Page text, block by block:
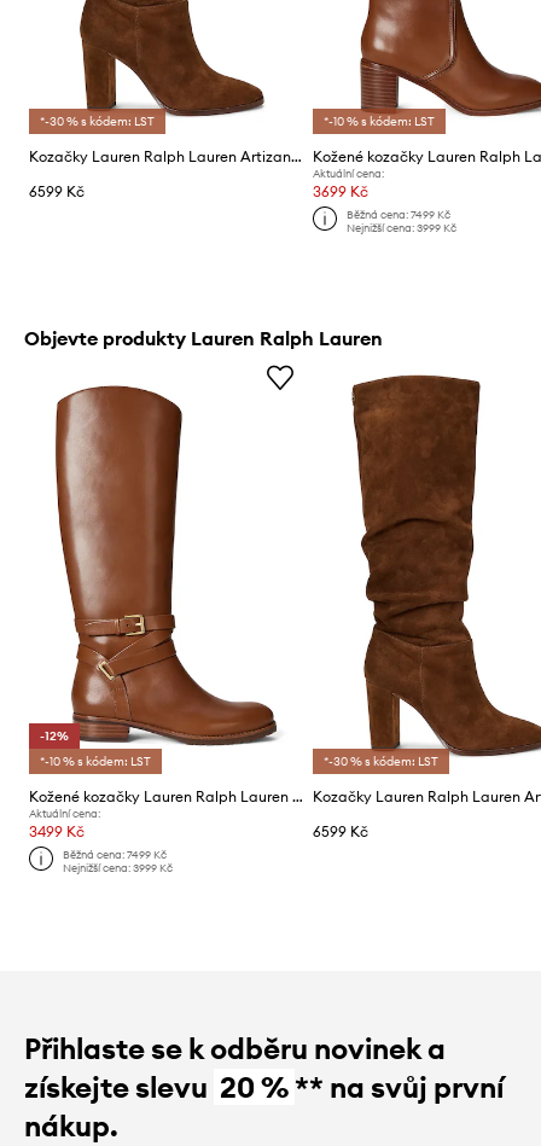
*-30 % s kódem: LST
Kozačky Lauren Ralph Lauren Artizan Tall
6599 Kč
*-10 % s kódem: LST
Aktuální cena:
3699 Kč
Běžná cena: 7499 Kč
Nejnižší cena: 3999 Kč
Objevte produkty Lauren Ralph Lauren
-12%
*-10 % s kódem: LST
Kožené kozačky Lauren Ralph Lauren Collins Tll
Aktuální cena:
3499 Kč
Běžná cena:7499 Kč
Nejnižší cena:3999 Kč
*-30 % s kódem: LST
6599 Kč
Přihlaste se k odběru novinek a
získejte slevu 20 %** na svůj první
nákup.